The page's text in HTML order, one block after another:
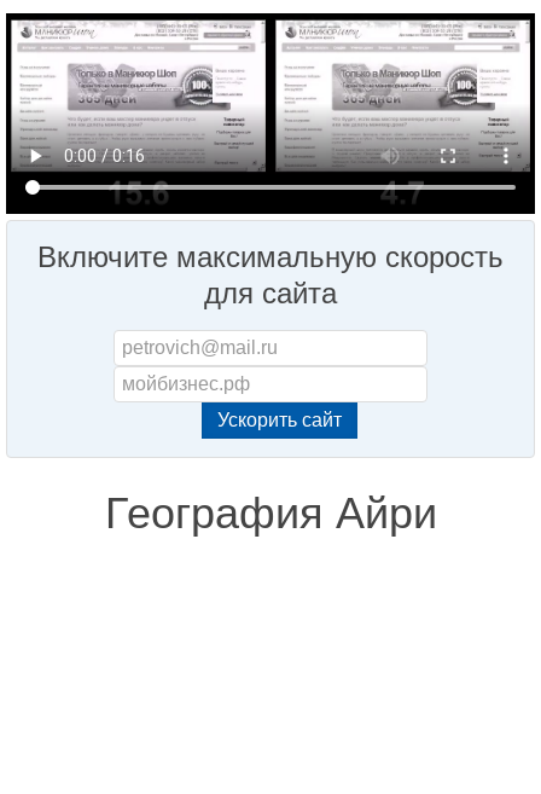
Включите максимальную скорость
для сайта
География Айри